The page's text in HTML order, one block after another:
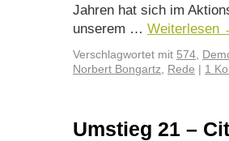
Jahren hat sich im
unserem … Weiterlesen
Verschlagwortet mit 574,
Norbert Bongartz, Rede 1
Umstieg 21 –